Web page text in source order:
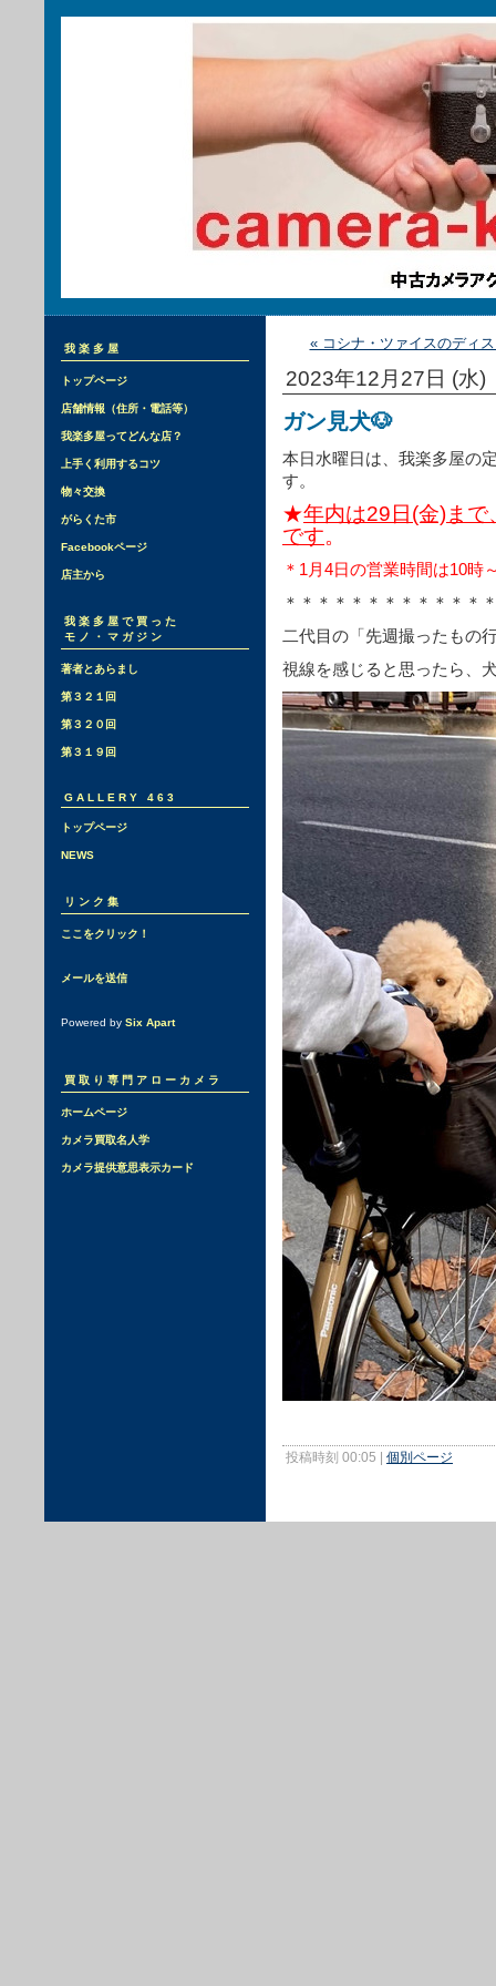
我楽多屋
トップページ
店舗情報（住所・電話等）
我楽多屋ってどんな店？
上手く利用するコツ
物々交換
がらくた市
Facebookページ
店主から
我楽多屋で買った
モノ・マガジン
著者とあらまし
第３２１回
第３２０回
第３１９回
GALLERY 463
トップページ
NEWS
リンク集
ここをクリック！
メールを送信
Powered by Six Apart
買取り専門アローカメラ
ホームページ
カメラ買取名人学
カメラ提供意思表示カード
« コシナ・ツァイスのディ
2023年12月27日 (水)
ガン見犬🐶
本日水曜日は、我楽多屋の
す。
★年内は29日(金)ま
です。
＊1月4日の営業時間は10時
＊＊＊＊＊＊＊＊＊＊＊＊
二代目の「先週撮ったもの
視線を感じると思ったら、
投稿時刻 00:05 | 個別ページ